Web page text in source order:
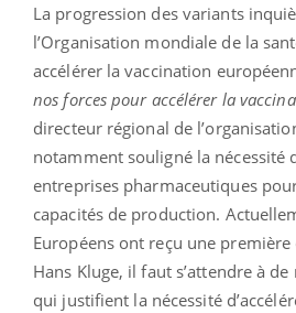
La progression des variants
l’Organisation mondiale de la
accélérer la vaccination
nos forces pour accélérer la
directeur régional de
notamment souligné la nécessité
entreprises pharmaceutiques
capacités de production.
Européens ont reçu une
Hans Kluge, il faut s’attendre à
qui justifient la nécessité